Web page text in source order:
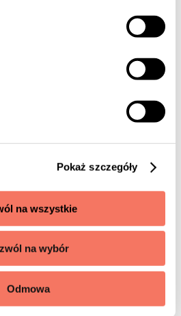
Pokaż szczegóły
na wszystkie
na wybór
Odmowa
krótko, a my
dzieje się w Twojej firmie i jaki
Dobierzemy